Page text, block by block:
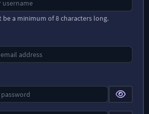
be a minimum of 8 characters long.